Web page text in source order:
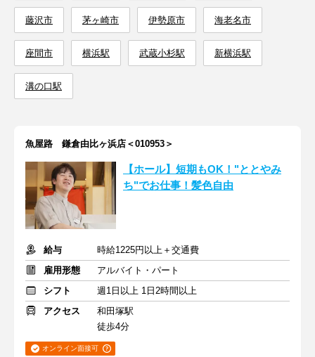
藤沢市 茅ヶ崎市 伊勢原市 海老名市
座間市 横浜駅 武蔵小杉駅 新横浜駅
溝の口駅
魚屋路 鎌倉由比ヶ浜店＜010953＞
【ホール】短期もOK！"ととやみ
ち"でお仕事！髪色自由
給与
時給1225円以上＋交通費
雇用形態
アルバイト・パート
シフト
週1日以上 1日2時間以上
アクセス
和田塚駅
徒歩4分
オンライン面接可